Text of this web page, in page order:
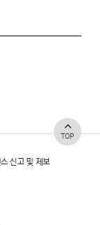
TOP
신고 및 제보